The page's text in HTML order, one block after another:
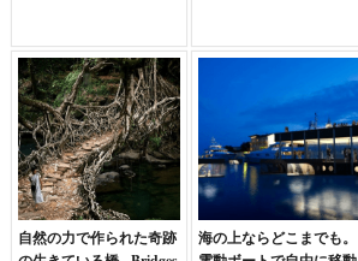
自然の力で作られた奇跡
海の上ならどこまでも。